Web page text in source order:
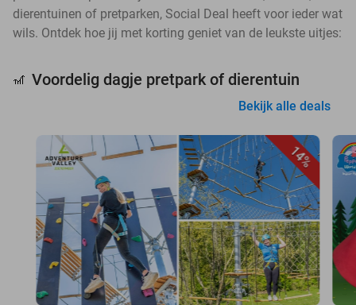
dierentuinen of pretparken, Social Deal heeft voor ieder wat
wils. Ontdek hoe jij met korting geniet van de leukste uitjes:
🎢 Voordelig dagje pretpark of dierentuin
Bekijk alle deals
14%